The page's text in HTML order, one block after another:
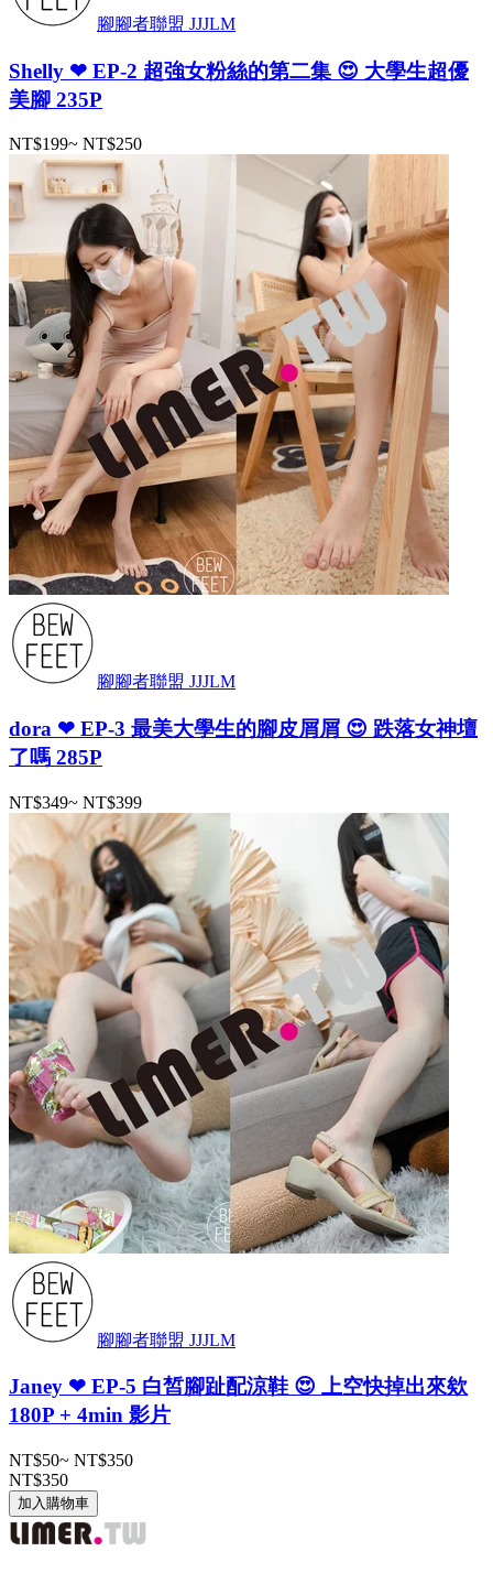
腳腳者聯盟 JJJLM
Shelly ❤ EP-2 超強女粉絲的第二集 😍 大學生超優
美腳 235P
NT$199~ NT$250
腳腳者聯盟 JJJLM
dora ❤ EP-3 最美大學生的腳皮屑屑 😍 跌落女神壇
了嗎 285P
NT$349~ NT$399
腳腳者聯盟 JJJLM
Janey ❤ EP-5 白皙腳趾配涼鞋 😍 上空快掉出來欸
180P + 4min 影片
NT$50~ NT$350
NT$350
加入購物車